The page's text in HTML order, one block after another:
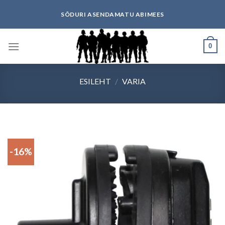
content
SÕDURI ASENDAMATU ABIMEES
0
ESILEHT / VARIA
-16%